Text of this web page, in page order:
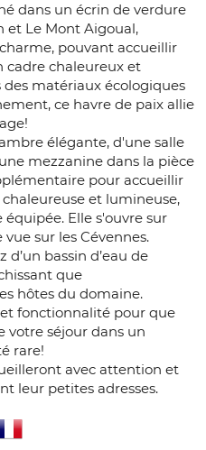
dans un écrin de verdure
et Le Mont Aigoual,
pouvant accueillir
cadre chaleureux et
matériaux écologiques
ce havre de paix allie
élégante, d'une salle
mezzanine dans la pièce
pour accueillir
chaleureuse et lumineuse,
Elle s'ouvre sur
sur les Cévennes.
d’un bassin d’eau de
que
hôtes du domaine.
fonctionnalité pour que
votre séjour dans un
rare!
avec attention et
leur petites adresses.